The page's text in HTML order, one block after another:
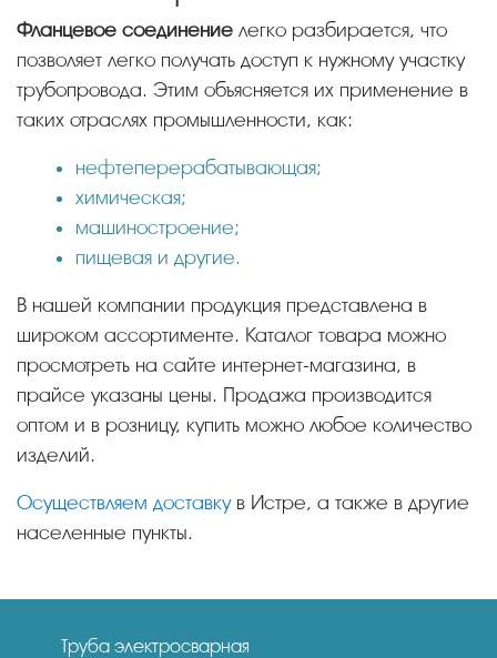
Фланцевое соединение легко разбирается, что
позволяет легко получать доступ к нужному участку
трубопровода. Этим объясняется их применение в
таких отраслях промышленности, как:
нефтеперерабатывающая;
химическая;
машиностроение;
пищевая и другие.
В нашей компании продукция представлена в
широком ассортименте. Каталог товара можно
просмотреть на сайте интернет-магазина, в
прайсе указаны цены. Продажа производится
оптом и в розницу, купить можно любое количество
изделий.
Осуществляем доставкув Истре, а также в другие
населенные пункты.
Труба электросварная